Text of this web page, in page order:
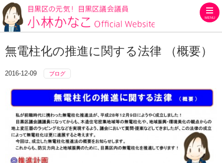
MENU
無電柱化の推進に関する法律 （概要）
2016-12-09 ブログ